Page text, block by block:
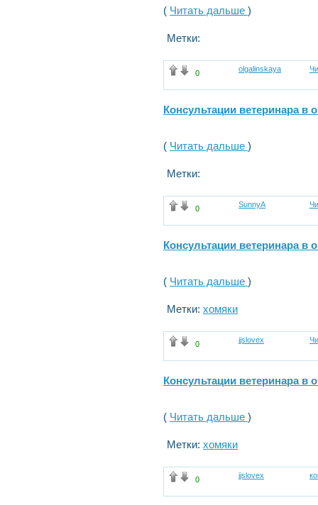
( Читать дальше )
Метки:
0 olgalinskaya
Консультации ветеринара
( Читать дальше )
Метки:
0 SunnyA
Консультации ветеринара
( Читать дальше )
Метки: хомяки
0 jjslovex
Консультации ветеринара
( Читать дальше )
Метки: хомяки
0 jjslovex